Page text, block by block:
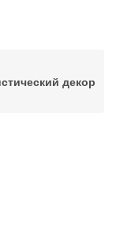
декор